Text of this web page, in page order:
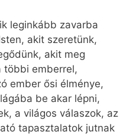
leginkább zavarba
akit szeretünk,
akit meg
többi emberrel,
ember ősi élménye,
be akar lépni,
a világos válaszok, az
tapasztalatok jutnak